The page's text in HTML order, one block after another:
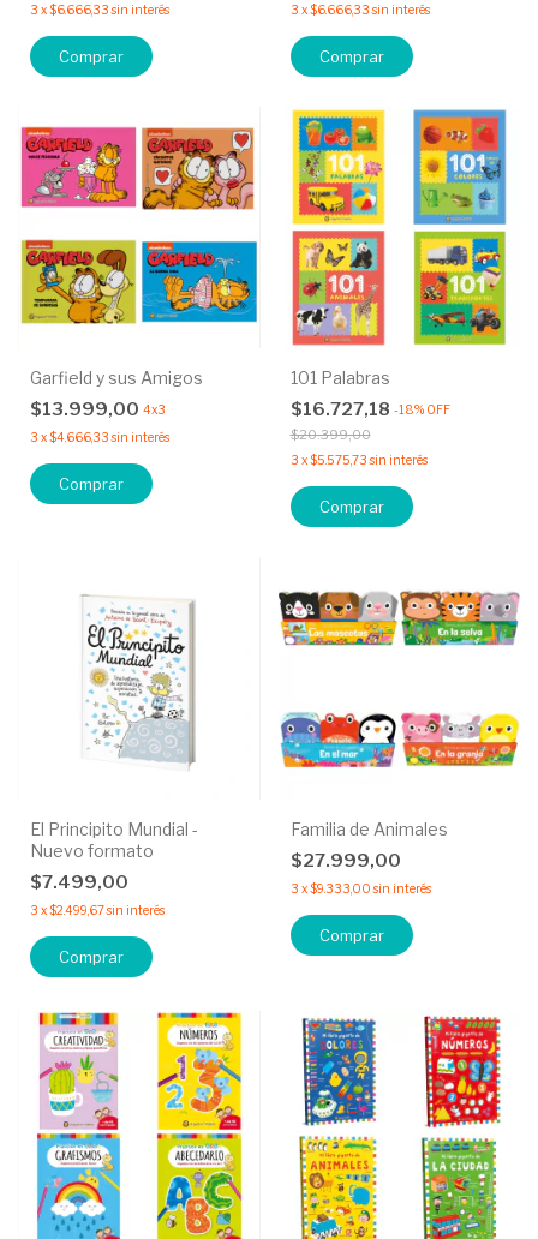
3 x$6.666,33 sin interés
Comprar
3 x$6.666,33 sin interés
Comprar
Garfield y sus Amigos
$13.999,00 4x3
3 x$4.666,33 sin interés
Comprar
101 Palabras
$16.727,18 -18% OFF
$20.399,00
3 x$5.575,73 sin interés
Comprar
El Principito Mundial -
Nuevo formato
$7.499,00
3 x$2.499,67sin interés
Familia de Animales
$27.999,00
3 x$9.333,00 sin interés
Comprar